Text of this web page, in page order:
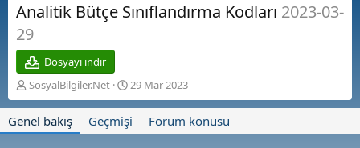
Analitik Bütçe Sınıflandırma Kodları 2023-03-
29
Dosyayı indir
Y
a
a
SosyalBilgiler.Net
O
l
ş
29 Mar 2023
Genel bakış Geçmişi Forum konusu